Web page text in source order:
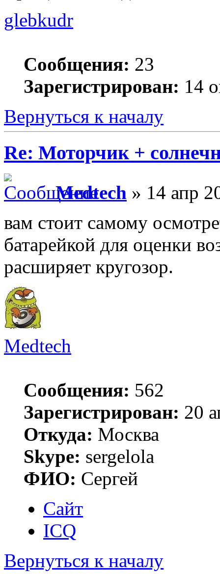
glebkudr
Сообщения: 23
Зарегистрирован: 14
Вернуться к началу
Re: Моторчик +
Medtech » 14 апр
вам стоит самому
батарейкой для оценки
расширяет кругозор.
Medtech
Сообщения: 562
Зарегистрирован: 20
Откуда: Москва
Skype: sergelola
ФИО: Сергей
Сайт
ICQ
Вернуться к началу